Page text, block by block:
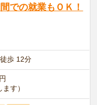
での就業もＯＫ！
歩 12分
す）